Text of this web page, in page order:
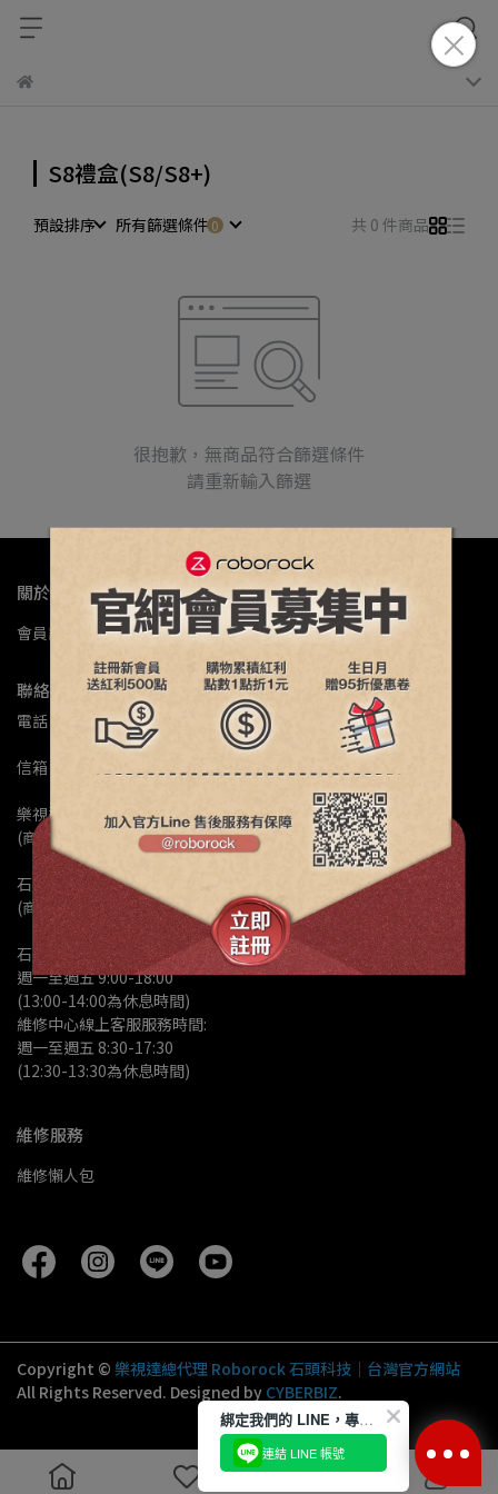
S8禮盒(S8/S8+)
預設排序 所有篩選條件 共 0 件商品
很抱歉，無商品符合篩選條件
請重新輸入篩選
關於我們
會員註冊 公司簡介 門市據點 退換修政策 常見問題
聯絡資訊
電話 : 02-82601158
信箱 : service@luxystargroup.com
樂視達維修客服Line : @ls168168
(商品維修服務洽詢)
石頭科技客服Line : @roborock
(商品退換貨、保固問題、商品諮詢)
石頭科技線上客服服務時間 :
週一至週五 9:00-18:00
(13:00-14:00為休息時間)
維修中心線上客服服務時間:
週一至週五 8:30-17:30
(12:30-13:30為休息時間)
維修服務
維修懶人包
Copyright © 樂視達總代理 Roborock 石頭科技｜台灣官方網站
All Rights Reserved. Designed by CYBERBIZ.
綁定我們的 LINE，專屬優惠隨時送到！
連結 LINE 帳號